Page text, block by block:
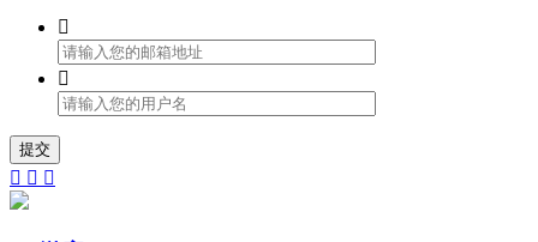


提交
  